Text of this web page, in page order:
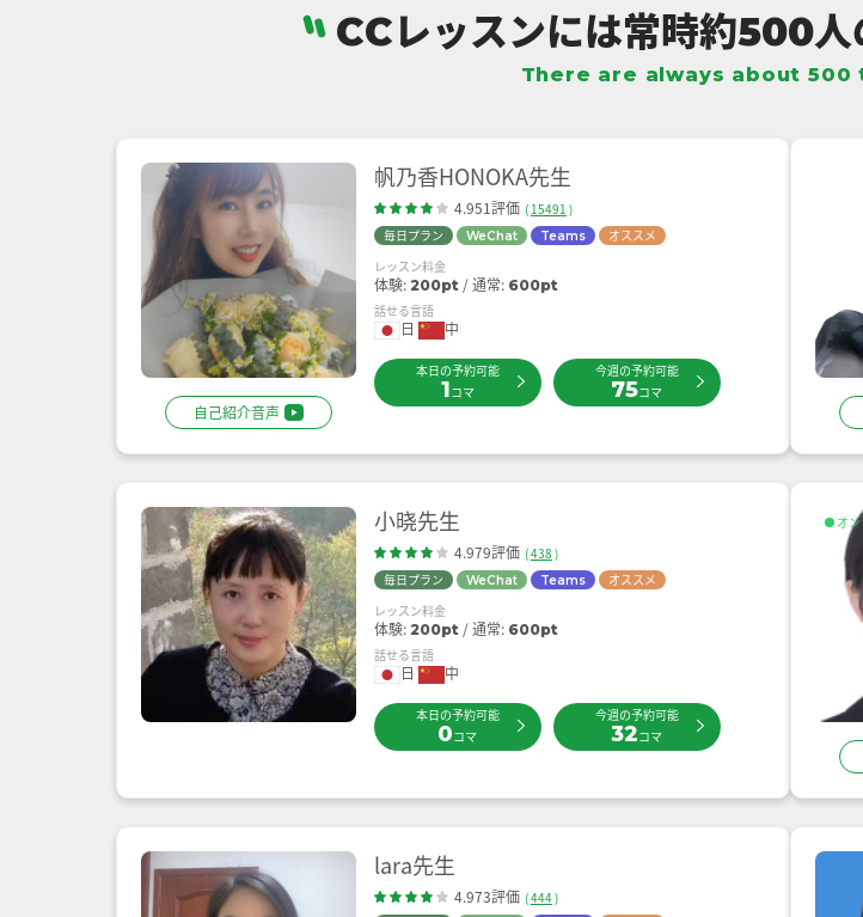
CCレッスンには常時約500人
There are always about 500
自己紹介音声
帆乃香HONOKA先生
4.951評価 ( 15491 )
毎日プラン
WeChat Teams
オススメ
レッスン料金
体験: 200pt 通常: 600pt
話せる言語
日 中
本日の予約可能
1コマ
今週の予約可能
75コマ
小晓先生
4.979評価 (438 )
毎日プラン
WeChat Teams
オススメ
レッスン料金
体験: 200pt 通常: 600pt
話せる言語
日 中
本日の予約可能
0コマ
今週の予約可能
32コマ
オ
lara先生
4.973評価 (444)